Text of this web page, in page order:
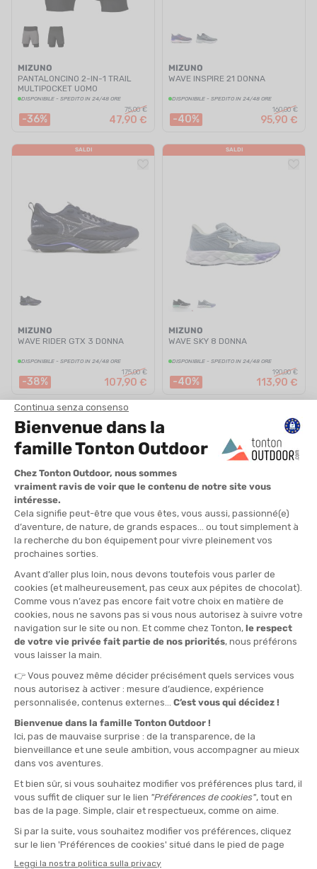
MIZUNO
PANTALONCINO 2-IN-1 TRAIL
MULTIPOCKET UOMO
DISPONIBILE - SPEDITO IN 24/48 ORE
-36%
75,00 €
47,90 €
MIZUNO
WAVE INSPIRE 21 DONNA
DISPONIBILE - SPEDITO IN 24/48 ORE
-40%
160,00 €
95,90 €
SALDI
MIZUNO
WAVE RIDER GTX 3 DONNA
DISPONIBILE - SPEDITO IN 24/48 ORE
-38%
175,00 €
107,90 €
SALDI
MIZUNO
WAVE SKY 8 DONNA
DISPONIBILE - SPEDITO IN 24/48 ORE
-40%
190,00 €
113,90 €
SALDI
MIZUNO
T-SHIRT RUNNING DONNA
MANICA CORTA
DISPONIBILE - SPEDITO IN 24/48 ORE
-36% 44,90 €
MIZUNO
WAVE MUJIN 10 DONNA
DISPONIBILE - SPEDITO IN 24/48 ORE
-40%
160,00 €
95,90 €
SALDI
MIZUNO NEO VISTA 2 UNISEX
SALDI